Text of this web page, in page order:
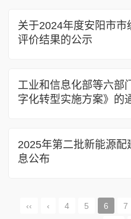
关于2024年度安阳市
评价结果的公示
工业和信息化部等六部
字化转型实施方案》的
2025年第二批新能源
息公布
‹‹ ‹ 4 5 6 7